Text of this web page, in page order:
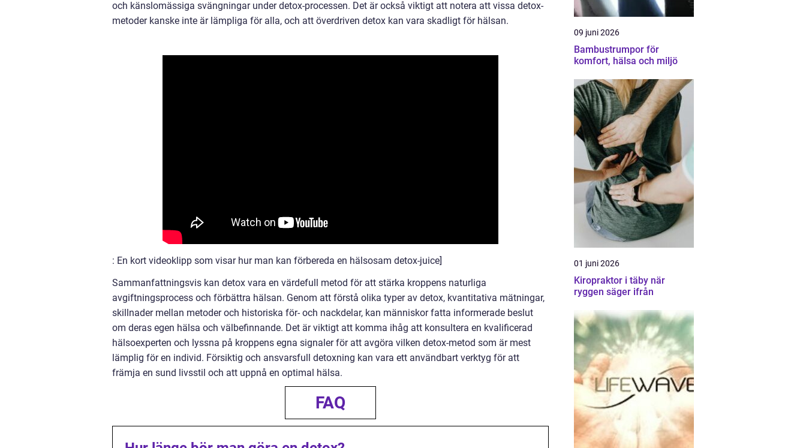
och känslomässiga svängningar under detox-processen. Det är också viktigt att notera att vissa detox-
metoder kanske inte är lämpliga för alla, och att överdriven detox kan vara skadligt för hälsan.
: En kort videoklipp som visar hur man kan förbereda en hälsosam detox-juice]
Sammanfattningsvis kan detox vara en värdefull metod för att stärka kroppens naturliga
avgiftningsprocess och förbättra hälsan. Genom att förstå olika typer av detox, kvantitativa mätningar,
skillnader mellan metoder och historiska för- och nackdelar, kan människor fatta informerade beslut
om deras egen hälsa och välbefinnande. Det är viktigt att komma ihåg att konsultera en kvalificerad
hälsoexperten och lyssna på kroppens egna signaler för att avgöra vilken detox-metod som är mest
lämplig för en individ. Försiktig och ansvarsfull detoxning kan vara ett användbart verktyg för att
främja en sund livsstil och att uppnå en optimal hälsa.
FAQ
09 juni 2026
Bambustrumpor för
komfort, hälsa och miljö
01 juni 2026
Kiropraktor i täby när
ryggen säger ifrån